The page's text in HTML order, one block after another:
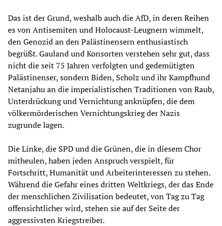
Das ist der Grund, weshalb auch die AfD, in deren Reihen
es von Antisemiten und Holocaust-Leugnern wimmelt,
den Genozid an den Palästinensern enthusiastisch
begrüßt. Gauland und Konsorten verstehen sehr gut, dass
nicht die seit 75 Jahren verfolgten und gedemütigten
Palästinenser, sondern Biden, Scholz und ihr Kampfhund
Netanjahu an die imperialistischen Traditionen von Raub,
Unterdrückung und Vernichtung anknüpfen, die dem
völkermörderischen Vernichtungskrieg der Nazis
zugrunde lagen.
Die Linke, die SPD und die Grünen, die in diesem Chor
mitheulen, haben jeden Anspruch verspielt, für
Fortschritt, Humanität und Arbeiterinteressen zu stehen.
Während die Gefahr eines dritten Weltkriegs, der das Ende
der menschlichen Zivilisation bedeutet, von Tag zu Tag
offensichtlicher wird, stehen sie auf der Seite der
aggressivsten Kriegstreiber.